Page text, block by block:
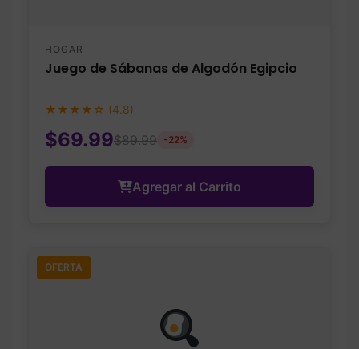
HOGAR
Juego de Sábanas de Algodón Egipcio
★★★★☆ (4.8)
$69.99$89.99 -22%
Agregar al Carrito
OFERTA